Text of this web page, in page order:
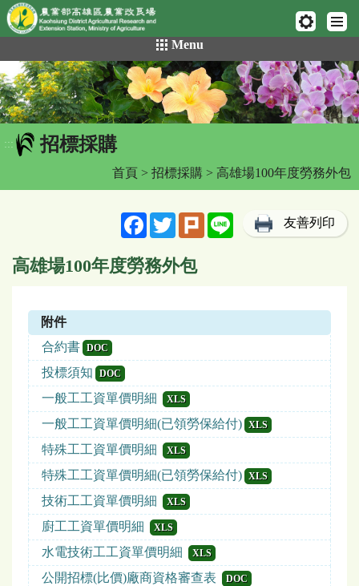
網頁置頂
到
主
要
內
容
區
Menu
::: 招標採購
首頁 > 招標採購 > 高雄場100年度勞務外包
FacebookTwitterPlurk Line 友善列印
高雄場100年度勞務外包
附件
合約書 DOC
投標須知 DOC
一般工工資單價明細 XLS
一般工工資單價明細(已領勞保給付) XLS
特殊工工資單價明細 XLS
特殊工工資單價明細(已領勞保給付) XLS
技術工工資單價明細 XLS
廚工工資單價明細 XLS
水電技術工工資單價明細 XLS
公開招標(比價)廠商資格審查表 DOC